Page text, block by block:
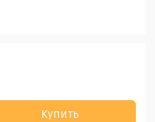
Купить